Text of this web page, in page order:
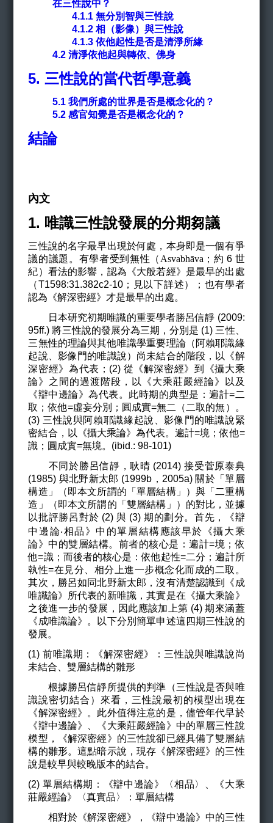
在三性說中？
4.1.1 無分別智與三性說
4.1.2 相（影像）與三性說
4.1.3 依他起性是否是清淨所緣
4.2 清淨依他起與轉依、佛身
5.三性說的當代哲學意義
5.1我們所處的世界是否是概念化的？
5.2 感官知覺是否是概念化的？
結論
內文
1. 唯識三性說發展的分期芻議
三性說的名字最早出現於何處，本身即是一個有爭
議的議題。有學者受到無性（ Asvabhāva ；約 6 世
紀）看法的影響，認為《大般若經》是最早的出處
（T1598:31.382c2-10；見以下詳述）；也有學者
認為《解深密經》才是最早的出處。
日本研究初期唯識的重要學者勝呂信靜 (2009:
95ff.) 將三性說的發展分為三期，分別是 (1) 三性、
三無性的理論與其他唯識學重要理論（阿賴耶識緣
起說、影像門的唯識說）尚未結合的階段，以《解
深密經》為代表；(2) 從《解深密經》到《攝大乘
論》之間的過渡階段，以《大乘莊嚴經論》以及
《辯中邊論》為代表。此時期的典型是：遍計=二
取；依他=虛妄分別；圓成實=無二（二取的無）。
(3) 三性說與阿賴耶識緣起說、影像門的唯識說緊
密結合，以《攝大乘論》為代表。遍計=境；依他=
識；圓成實=無境。(ibid.: 98-101)
不同於勝呂信靜，耿晴 (2014) 接受菅原泰典
(1985) 與北野新太郎 (1999b，2005a) 關於「單層
構造」（即本文所謂的「單層結構」）與「二重構
造」（即本文所謂的「雙層結構」）的對比，並據
以批評勝呂對於 (2) 與 (3) 期的劃分。首先，《辯
中邊論‧相品》中的單層結構應該早於《攝大乘
論》中的雙層結構。前者的核心是：遍計=境；依
他=識；而後者的核心是：依他起性=二分；遍計所
執性=在見分、相分上進一步概念化而成的二取。
其次，勝呂如同北野新太郎，沒有清楚認識到《成
唯識論》所代表的新唯識，其實是在《攝大乘論》
之後進一步的發展，因此應該加上第 (4) 期來涵蓋
《成唯識論》。以下分別簡單申述這四期三性說的
發展。
(1) 前唯識期：《解深密經》：三性說與唯識說尚
未結合、雙層結構的雛形
根據勝呂信靜所提供的判準（三性說是否與唯
識說密切結合）來看，三性說最初的模型出現在
《解深密經》。此外值得注意的是，儘管年代早於
《辯中邊論》、《大乘莊嚴經論》中的單層三性說
模型，《解深密經》的三性說卻已經具備了雙層結
構的雛形。這點暗示說，現存《解深密經》的三性
說是較早與較晚版本的結合。
(2) 單層結構期：《辯中邊論》〈相品〉、《大乘
莊嚴經論》〈真實品〉：單層結構
相對於《解深密經》，《辯中邊論》中的三性